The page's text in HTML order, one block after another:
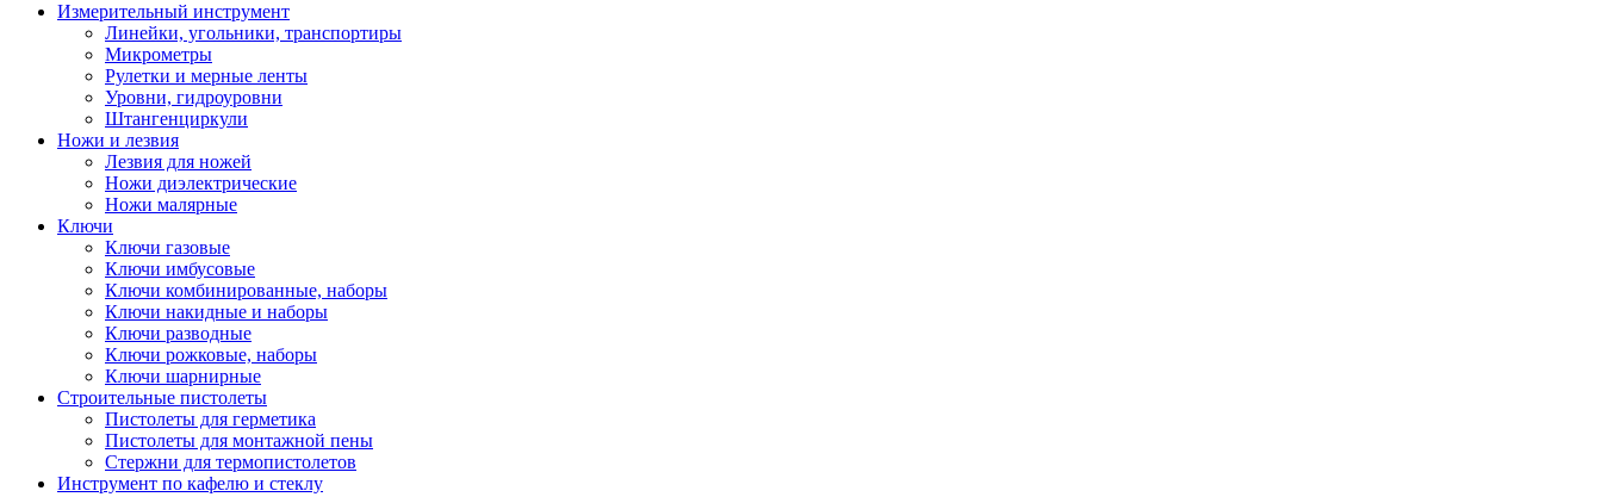
Измерительный инструмент
Линейки, угольники, транспортиры
Микрометры
Рулетки и мерные ленты
Уровни, гидроуровни
Штангенциркули
Ножи и лезвия
Лезвия для ножей
Ножи диэлектрические
Ножи малярные
Ключи
Ключи газовые
Ключи имбусовые
Ключи комбинированные, наборы
Ключи накидные и наборы
Ключи разводные
Ключи рожковые, наборы
Ключи шарнирные
Строительные пистолеты
Пистолеты для герметика
Пистолеты для монтажной пены
Стержни для термопистолетов
Инструмент по кафелю и стеклу